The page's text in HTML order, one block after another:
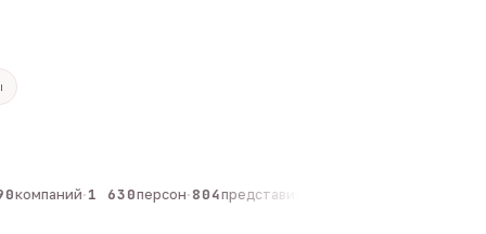
компаний·1 630персон·804представителей